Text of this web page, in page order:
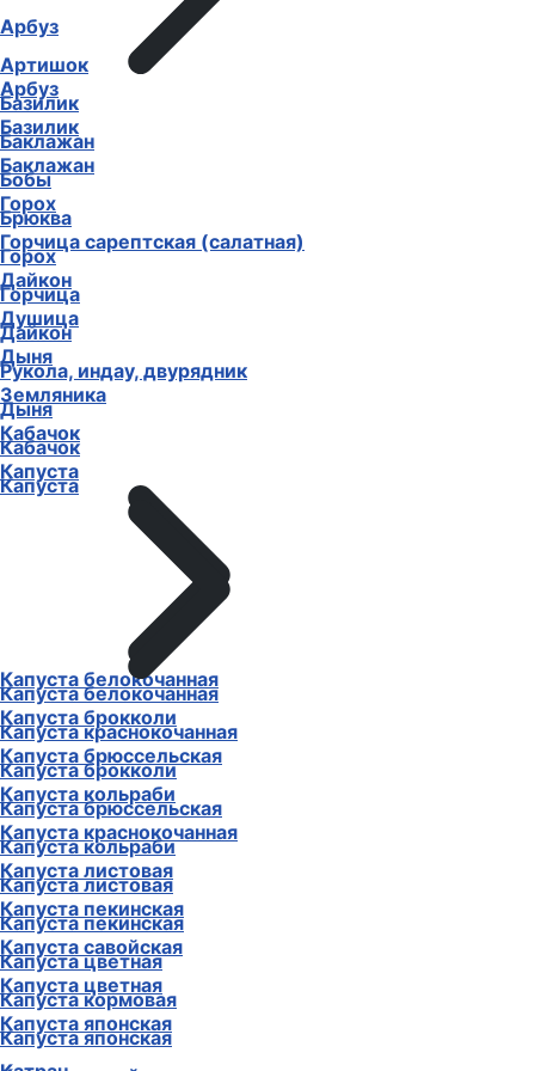
Арбуз
Базилик
Баклажан
Горох
Горчица сарептская (салатная)
Дайкон
Душица
Дыня
Земляника
Кабачок
Капуста
Капуста белокочанная
Капуста брокколи
Капуста брюссельская
Капуста кольраби
Капуста краснокочанная
Капуста листовая
Капуста пекинская
Капуста савойская
Капуста цветная
Капуста японская
Арбуз
Артишок
Базилик
Баклажан
Бобы
Брюква
Горох
Горчица
Дайкон
Рукола, индау, двурядник
Дыня
Кабачок
Капуста
Капуста белокочанная
Капуста краснокочанная
Капуста брокколи
Капуста брюссельская
Капуста кольраби
Капуста листовая
Капуста пекинская
Капуста цветная
Капуста кормовая
Капуста японская